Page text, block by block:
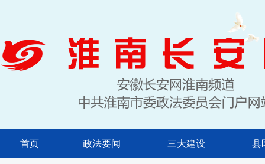
首页 政法要闻 三大建设 县